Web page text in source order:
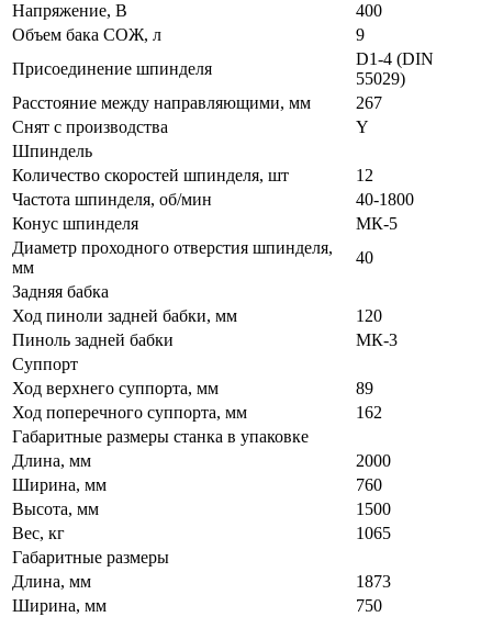
Напряжение, В
400
Объем бака СОЖ, л
9
Присоединение шпинделя
D1-4 (DIN
55029)
Расстояние между направляющими, мм
267
Снят с производства
Y
Шпиндель
Количество скоростей шпинделя, шт
12
Частота шпинделя, об/мин
40-1800
Конус шпинделя
МК-5
Диаметр проходного отверстия шпинделя,
мм
40
Задняя бабка
Ход пиноли задней бабки, мм
120
Пиноль задней бабки
МК-3
Суппорт
Ход верхнего суппорта, мм
89
Ход поперечного суппорта, мм
162
Габаритные размеры станка в упаковке
Длина, мм
2000
Ширина, мм
760
Высота, мм
1500
Вес, кг
1065
Габаритные размеры
Длина, мм
1873
Ширина, мм
750